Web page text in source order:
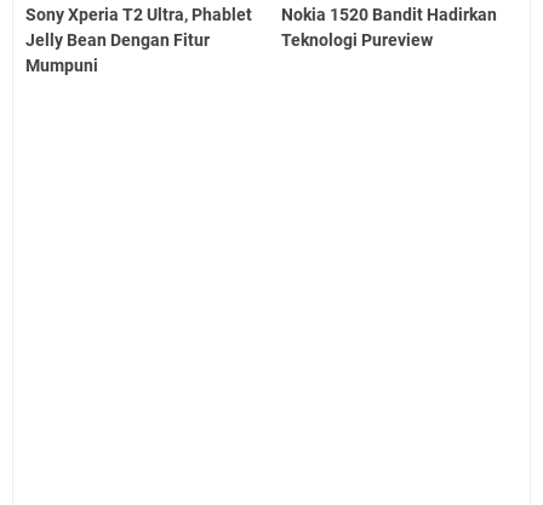
Sony Xperia T2 Ultra, Phablet
Jelly Bean Dengan Fitur
Mumpuni
Nokia 1520 Bandit Hadirkan
Teknologi Pureview